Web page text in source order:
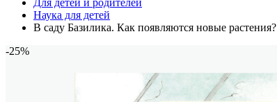
Для детей и родителей
Наука для детей
В саду Базилика. Как появляются новые растения?
-25%